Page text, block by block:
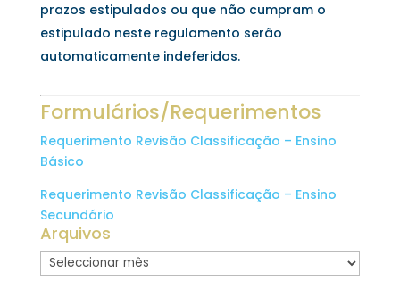
prazos estipulados ou que não cumpram o
estipulado neste regulamento serão
automaticamente indeferidos.
Formulários/Requerimentos
Requerimento Revisão Classificação – Ensino
Básico
Requerimento Revisão Classificação – Ensino
Secundário
Arquivos
Arquivo